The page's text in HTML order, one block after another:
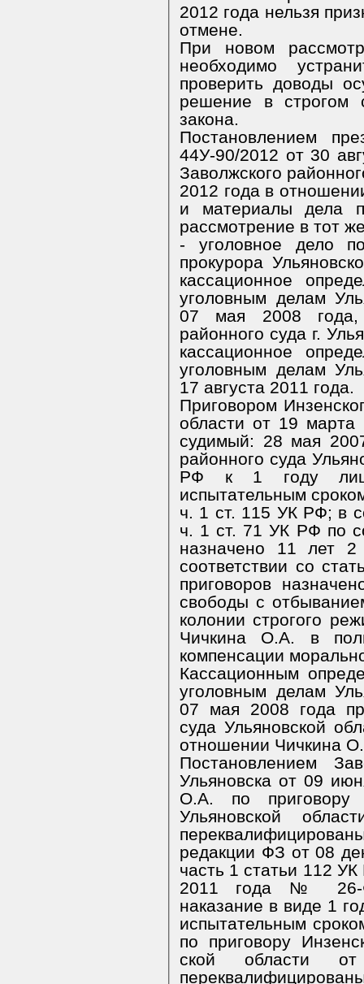
2012 года нельзя
отмене.
При новом
необходимо
проверить доводы
решение в строгом
закона.
Постановлением
44У-90/2012 от 30
Заволжского
2012 года в
и материалы дела
рассмотрение в тот
- уголовное дело
прокурора
кассационное
уголовным делам
07 мая 2008 года,
районного суда г.
кассационное
уголовным делам
17 августа 2011 года.
Приговором
области от 19
судимый: 28 мая
районного суда
РФ к 1 году
испытательным
ч. 1 ст. 115 УК РФ; в
ч. 1 ст. 71 УК РФ по
назначено 11 лет
соответствии со
приговоров
свободы с
колонии строгого
Чичкина О.А. в
компенсации
Кассационным
уголовным делам
07 мая 2008 года
суда Ульяновской
отношении Чичкина
Постановлением
Ульяновска от 09
О.А. по приговору
Ульяновской
редакции ФЗ от 08
часть 1 статьи 112
2011 года № 26-
наказание в виде 1
испытательным
по приговору
ской области